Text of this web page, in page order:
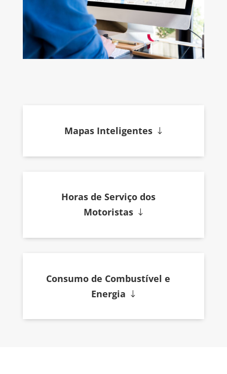
Mapas Inteligentes
Horas de Serviço dos
Motoristas
Consumo de Combustível e
Energia